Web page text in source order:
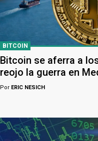
BITCOIN
Bitcoin se aferra a
reojo la guerra en
Por ERIC NESICH